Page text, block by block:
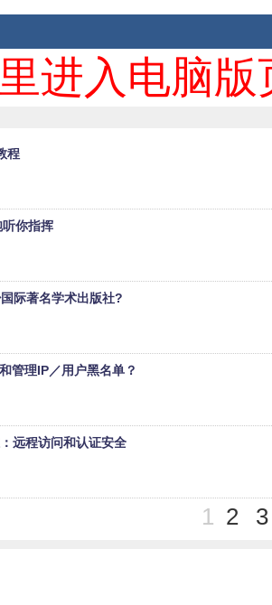
进入电脑
程
你指挥
际著名学术出版社?
管理IP／用户黑名单？
远程访问和认证安全
1 2 3